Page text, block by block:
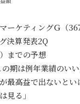
ーケティングＧ（
決算発表2Q
までの予想
の期は例年業績のい
最高益で出ないとい
見る」